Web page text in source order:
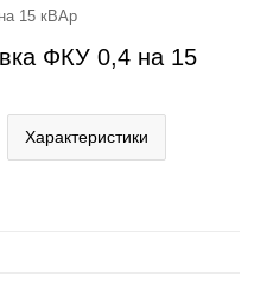
15 кВАр
ФКУ 0,4 на 15
Характеристики